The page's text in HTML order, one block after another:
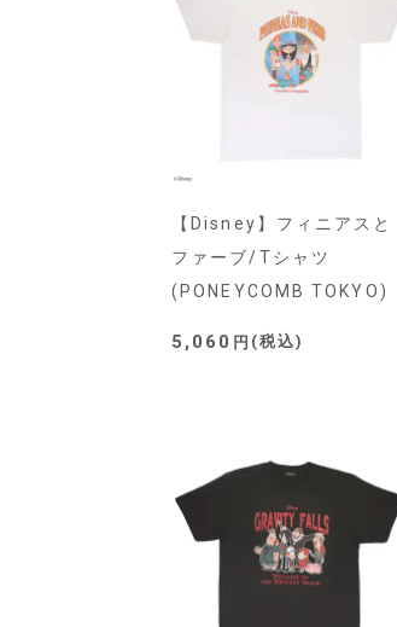
【Disney】フィニアスと
ファーブ/Tシャツ
(PONEYCOMB TOKYO)
5,060 税込